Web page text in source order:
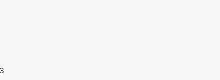
3